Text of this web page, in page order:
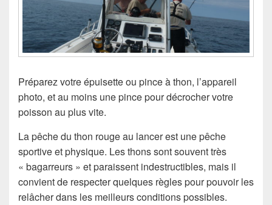
Préparez votre épuisette ou pince à thon, l’appareil
photo, et au moins une pince pour décrocher votre
poisson au plus vite.
La pêche du thon rouge au lancer est une pêche
sportive et physique. Les thons sont souvent très
« bagarreurs » et paraissent indestructibles, mais il
convient de respecter quelques règles pour pouvoir les
relâcher dans les meilleurs conditions possibles.